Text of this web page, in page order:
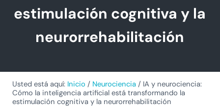
estimulación cognitiva y la
neurorrehabilitación
Usted está aquí: Inicio / Neurociencia / IA y neurociencia:
Cómo la inteligencia artificial está transformando la
estimulación cognitiva y la neurorrehabilitación